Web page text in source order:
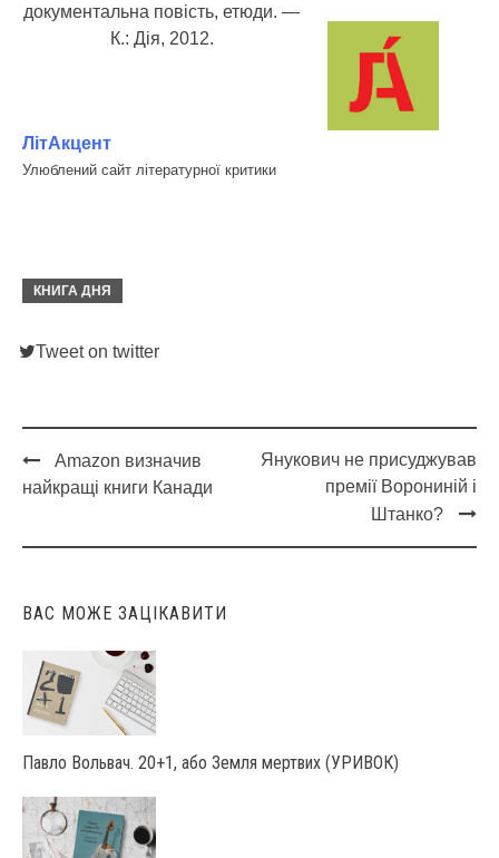
документальна повість, етюди. —
К.: Дія, 2012.
ЛітАкцент
Улюблений сайт літературної критики
КНИГА ДНЯ
Tweet on twitter
Post
Amazon визначив
найкращі книги Канади
Янукович не присуджував
премії Ворониній і
Штанко?
ВАС МОЖЕ ЗАЦІКАВИТИ
Павло Вольвач. 20+1, або Земля мертвих (УРИВОК)